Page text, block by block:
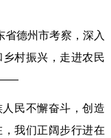
德州市考察，深入
村振兴，走进农民
——
民不懈奋斗，创造
我们正阔步行进在